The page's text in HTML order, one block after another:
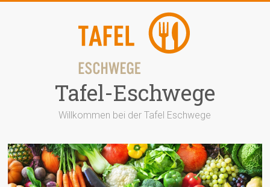
Tafel-Eschwege
Willkommen bei der Tafel Eschwege